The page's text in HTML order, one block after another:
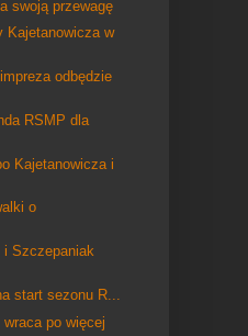
swoją przewagę
Kajetanowicza w
odbędzie
RSMP dla
Kajetanowicza i
o
i Szczepaniak
start sezonu R...
po więcej